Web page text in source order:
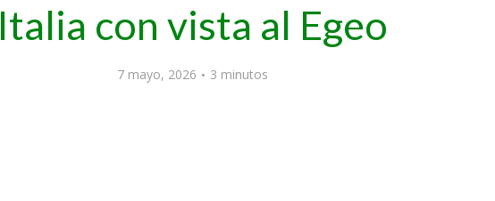
Italia con vista al Egeo
7 mayo, 2026 3 minutos